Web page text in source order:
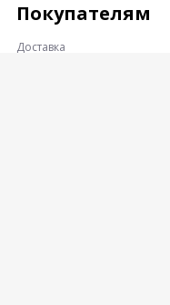
Покупателям
Доставка